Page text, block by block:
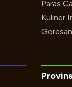
Paras
Kuliner